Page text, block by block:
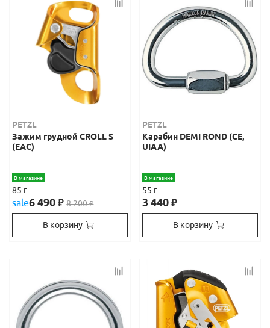
PETZL
Зажим грудной CROLL S
(EAC)
В магазине
85 г
sale6 490₽ 8 200₽
В корзину
PETZL
Карабин DEMI ROND (СЕ,
UIAA)
В магазине
55 г
3 440₽
В корзину